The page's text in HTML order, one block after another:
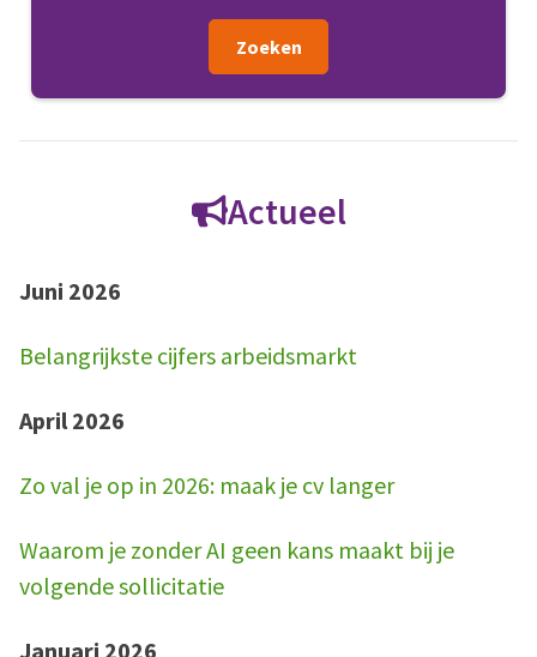
Zoeken
Actueel
Juni 2026
Belangrijkste cijfers arbeidsmarkt
April 2026
Zo val je op in 2026: maak je cv langer
Waarom je zonder AI geen kans maakt bij je
volgende sollicitatie
Januari 2026